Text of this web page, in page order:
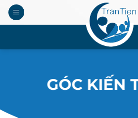
Chuyển
đến
.
GÓC KIẾN